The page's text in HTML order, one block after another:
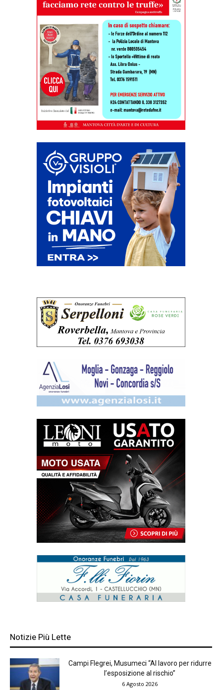
Notizie Più Lette
Campi Flegrei, Musumeci “Al lavoro per ridurre
l’esposizione al rischio”
6 Agosto 2026